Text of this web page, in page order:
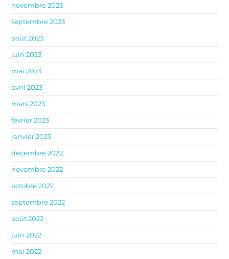
novembre 2023
septembre 2023
août 2023
juin 2023
mai 2023
avril 2023
mars 2023
février 2023
janvier 2023
décembre 2022
novembre 2022
octobre 2022
septembre 2022
août 2022
juin 2022
mai 2022